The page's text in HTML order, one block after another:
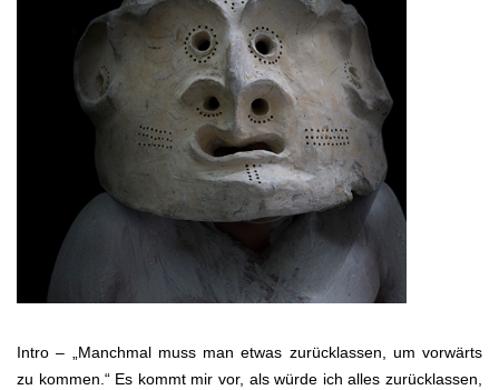
Intro – „Manchmal muss man etwas zurücklassen, um vorwärts
zu kommen.“ Es kommt mir vor, als würde ich alles zurücklassen,